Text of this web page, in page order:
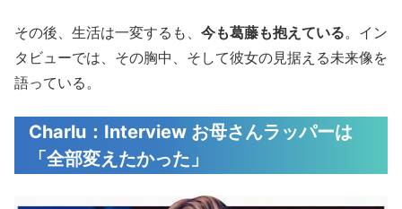
その後、生活は一変するも、 今も葛藤も抱えている。イン
タビューでは、その胸中、そして彼女の見据える未来像を
語っている。
Charlu：Interview お母さんラッパーは
「全部変えたかった」